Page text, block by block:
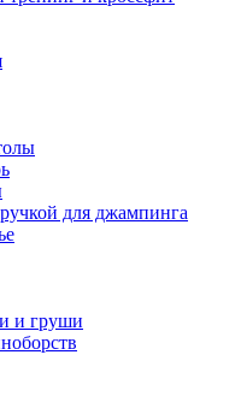
для джампинга
и груши